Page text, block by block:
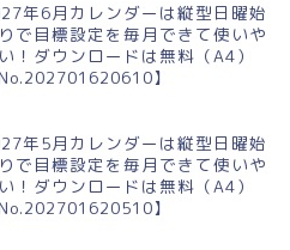
年6月カレンダーは縦型日曜始
で目標設定を毎月できて使いや
！ダウンロードは無料（A4）
No.202701620610】
年5月カレンダーは縦型日曜始
で目標設定を毎月できて使いや
！ダウンロードは無料（A4）
No.202701620510】